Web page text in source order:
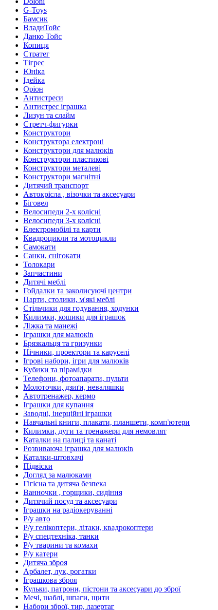
G-Toys
Бамсик
ВладиТойс
Данко Тойс
Копиця
Стратег
Тігрес
Юніка
Ідейка
Оріон
Антистреси
Антистрес іграшка
Лизун та слайм
Стретч-фигурки
Конструктори
Конструктора електроні
Конструктори для малюків
Конструктори пластикові
Конструктори металеві
Конструктори магнітні
Дитячий транспорт
Автокрісла , візочки та аксесуари
Біговел
Велосипеди 2-х колісні
Велосипеди 3-х колісні
Електромобілі та карти
Квадроцикли та мотоцикли
Самокати
Санки, снігокати
Толокари
Запчастини
Дитячі меблі
Гойдалки та заколисуючі центри
Парти, столики, м'які меблі
Стільчики для годування, ходунки
Килимки, кошики для іграшок
Ліжка та манежі
Іграшки для малюків
Брязкальця та гризунки
Нічники, проектори та каруселі
Ігрові набори, ігри для малюків
Кубики та пірамідки
Телефони, фотоапарати, пульти
Молоточки, дзиґи, неваляшки
Автотренажер, кермо
Іграшки для купання
Заводні, інерційні іграшки
Навчальні книги, плакати, планшети, комп'ютери
Килимки, дуги та тренажери для немовлят
Каталки на палиці та канаті
Розвиваюча іграшка для малюків
Каталки-штовхачі
Підвіски
Догляд за малюками
Гігієна та дитяча безпека
Ванночки , горщики, сидіння
Дитячий посуд та аксесуари
Іграшки на радіокеруванні
Р/у авто
Р/у гелікоптери, літаки, квадрокоптери
Р/у спецтехніка, танки
Р/у тварини та комахи
Р/у катери
Дитяча зброя
Арбалет, лук, рогатки
Іграшкова зброя
Кульки, патрони, пістони та аксесуари до зброї
Мечі, шаблі, шпаги, щити
Набори зброї, тир, лазертаг